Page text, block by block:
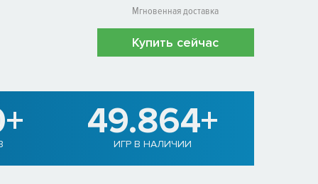
Мгновенная доставка
Купить сейчас
49.864+
ИГР В НАЛИЧИИ